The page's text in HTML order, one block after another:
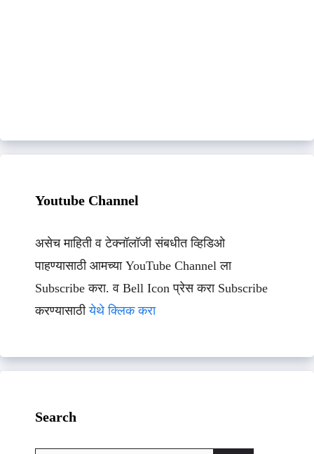
Youtube Channel
असेच माहिती व टेक्नॉलॉजी संबधीत व्हिडिओ
पाहण्यासाठी आमच्या YouTube Channel ला
Subscribe करा. व Bell Icon प्रेस करा Subscribe
करण्यासाठीयेथे क्लिक करा
Search